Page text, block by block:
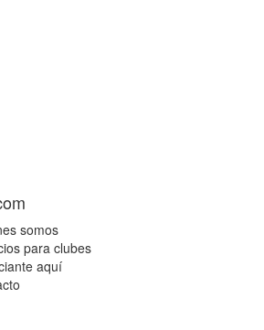
somos
para clubes
aquí